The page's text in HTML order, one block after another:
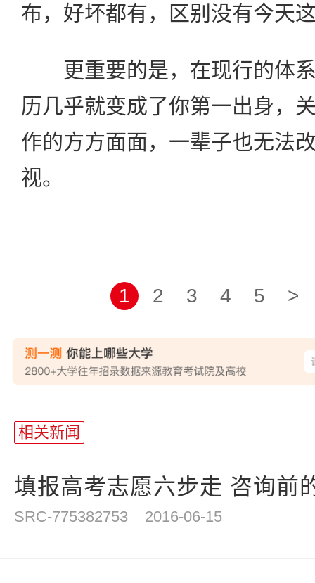
布，好坏都有，区别没有今天
更重要的是，在现行的体系
历几乎就变成了你第一出身，
作的方方面面，一辈子也无法
视。
1 2 3 4 5 >
相关新闻
填报高考志愿六步走 咨询前
SRC-775382753 2016-06-15